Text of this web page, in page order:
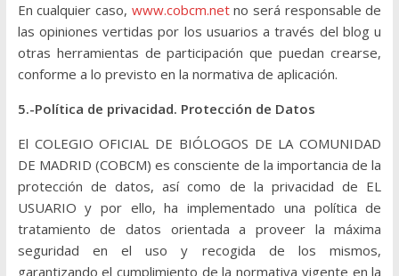
En cualquier caso, www.cobcm.netno será responsable de
las opiniones vertidas por los usuarios a través del blog u
otras herramientas de participación que puedan crearse,
conforme a lo previsto en la normativa de aplicación.
5.-Política de privacidad. Protección de Datos
El COLEGIO OFICIAL DE BIÓLOGOS DE LA COMUNIDAD
DE MADRID (COBCM) es consciente de la importancia de la
protección de datos, así como de la privacidad de EL
USUARIO y por ello, ha implementado una política de
tratamiento de datos orientada a proveer la máxima
seguridad en el uso y recogida de los mismos,
garantizando el cumplimiento de la normativa vigente en la